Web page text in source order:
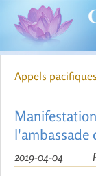
Appels pacifiques
l'ambassade
2019-04-04